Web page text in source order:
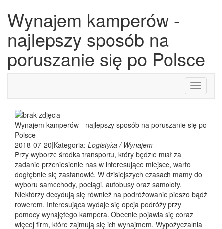
Wynajem kamperów -
najlepszy sposób na
poruszanie się po Polsce
Toggle
Wynajem kamperów - najlepszy sposób na poruszanie się po
Polsce
2018-07-20|Kategoria: Logistyka / Wynajem
Przy wyborze środka transportu, który będzie miał za
zadanie przeniesienie nas w interesujące miejsce, warto
dogłębnie się zastanowić. W dzisiejszych czasach mamy do
wyboru samochody, pociągi, autobusy oraz samoloty.
Niektórzy decydują się również na podróżowanie pieszo bądź
rowerem. Interesująca wydaje się opcja podróży przy
pomocy wynajętego kampera. Obecnie pojawia się coraz
więcej firm, które zajmują się ich wynajmem. Wypożyczalnia